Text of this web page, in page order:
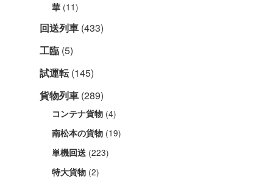
華 (11)
回送列車 (433)
工臨 (5)
試運転(145)
貨物列車 (289)
コンテナ貨物 (4)
南松本の貨物 (19)
単機回送 (223)
特大貨物 (2)